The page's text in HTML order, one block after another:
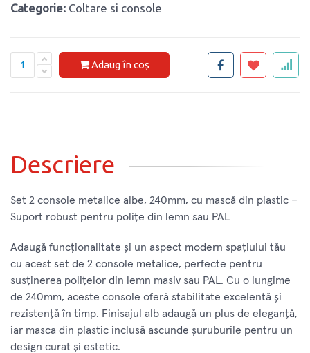
Categorie: Coltare si console
Adaug în coș
Descriere
Set 2 console metalice albe, 240mm, cu mască din plastic –
Suport robust pentru polițe din lemn sau PAL
Adaugă funcționalitate și un aspect modern spațiului tău
cu acest set de 2 console metalice, perfecte pentru
susținerea polițelor din lemn masiv sau PAL. Cu o lungime
de 240mm, aceste console oferă stabilitate excelentă și
rezistență în timp. Finisajul alb adaugă un plus de eleganță,
iar masca din plastic inclusă ascunde șuruburile pentru un
design curat și estetic.